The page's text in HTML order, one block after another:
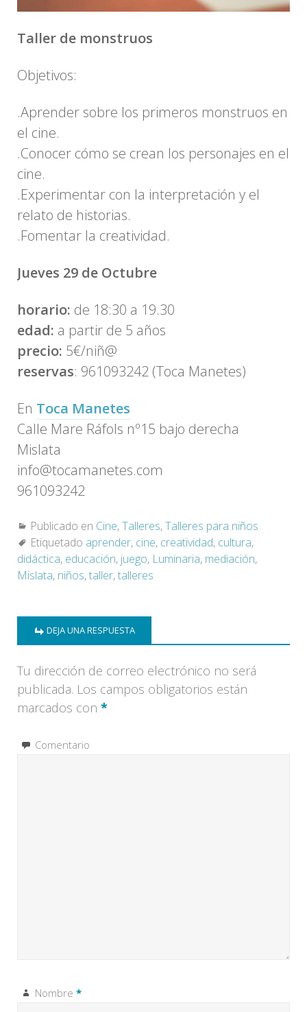
Taller de monstruos
Objetivos:
.Aprender sobre los primeros monstruos en
el cine.
.Conocer cómo se crean los personajes en el
cine.
.Experimentar con la interpretación y el
relato de historias.
.Fomentar la creatividad.
Jueves 29 de Octubre
horario: de 18:30 a 19.30
edad: a partir de 5 años
precio: 5€/niñ@
reservas: 961093242 (Toca Manetes)
En Toca Manetes
Calle Mare Ráfols nº15 bajo derecha
Mislata
info@tocamanetes.com
961093242
Publicado en Cine,Talleres,Talleres para niños
Etiquetado aprender, cine, creatividad, cultura,
didáctica, educación, juego, Luminaria, mediación,
Mislata, niños,taller,talleres
DEJA UNA RESPUESTA
Tu dirección de correo electrónico no será
publicada. Los campos obligatorios están
marcados con *
Comentario
Nombre *